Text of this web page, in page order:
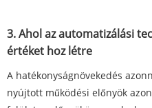
3. Ahol az automatizálási
értéket hoz létre
A hatékonyságnövekedés
nyújtott működési előnyök